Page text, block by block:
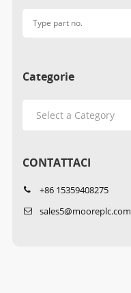
Categorie
CONTATTACI
+86 15359408275
sales5@mooreplc.com